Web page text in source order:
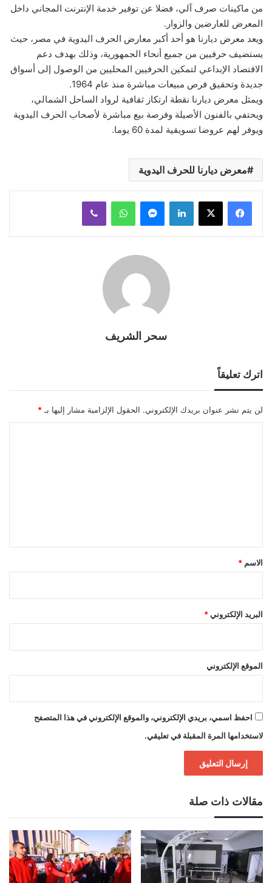
من ماكينات صرف آلي، فضلا عن توفير خدمة الإنترنت المجاني داخل
المعرض للعارضين والزوار.
ويعد معرض ديارنا هو أحد أكبر معارض الحرف اليدوية في مصر، حيث
يستضيف حرفيين من جميع أنحاء الجمهورية، وذلك بهدف دعم
الاقتصاد الإبداعي لتمكين الحرفيين المحليين من الوصول إلى أسواق
جديدة وتحقيق فرص مبيعات مباشرة منذ عام 1964.
ويمثل معرض ديارنا نقطة ارتكاز ثقافية لرواد الساحل الشمالي،
ويحتفي بالفنون الأصيلة وفرصة بيع مباشرة لأصحاب الحرف اليدوية
ويوفر لهم عروضا تسويقية لمدة 60 يوما.
معرض ديارنا للحرف اليدوية
لينكدإن ماسنجر واتساب ڤايبر
سحر الشريف
اترك تعليقاً
لن يتم نشر عنوان بريدك الإلكتروني. الحقول الإلزامية مشار إليها بـ *
*
الاسم *
البريد الإلكتروني *
الموقع الإلكتروني
احفظ اسمي، بريدي الإلكتروني، والموقع الإلكتروني في هذا المتصفح
لاستخدامها المرة المقبلة في تعليقي.
مقالات ذات صلة